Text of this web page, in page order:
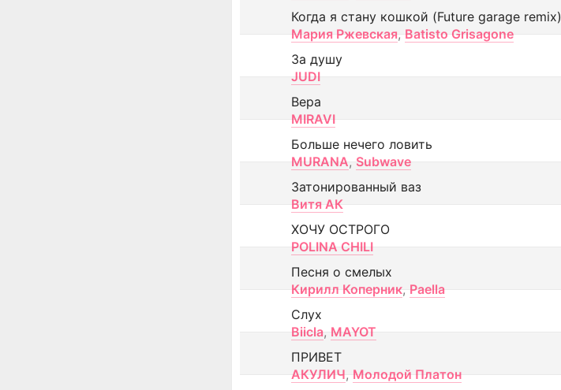
Когда я стану кошкой (Future garage remix)
Мария Ржевская, Batisto Grisagone
За душу
JUDI
Вера
MIRAVI
Больше нечего ловить
MURANA, Subwave
Затонированный ваз
Витя АК
ХОЧУ ОСТРОГО
POLINA CHILI
Песня о смелых
Кирилл Коперник, Paella
Слух
Biicla, MAYOT
ПРИВЕТ
АКУЛИЧ, Молодой Платон